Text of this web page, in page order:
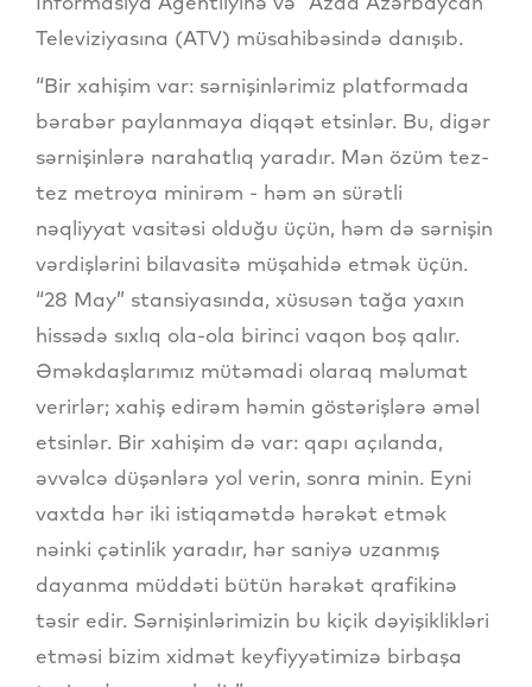
Televiziyasına (ATV) müsahibəsində danışıb.
“Bir xahişim var: sərnişinlərimiz platformada
bərabər paylanmaya diqqət etsinlər. Bu, digər
sərnişinlərə narahatlıq yaradır. Mən özüm tez-
tez metroya minirəm - həm ən sürətli
nəqliyyat vasitəsi olduğu üçün, həm də sərnişin
vərdişlərini bilavasitə müşahidə etmək üçün.
“28 May” stansiyasında, xüsusən tağa yaxın
hissədə sıxlıq ola-ola birinci vaqon boş qalır.
Əməkdaşlarımız mütəmadi olaraq məlumat
verirlər; xahiş edirəm həmin göstərişlərə əməl
etsinlər. Bir xahişim də var: qapı açılanda,
əvvəlcə düşənlərə yol verin, sonra minin. Eyni
vaxtda hər iki istiqamətdə hərəkət etmək
nəinki çətinlik yaradır, hər saniyə uzanmış
dayanma müddəti bütün hərəkət qrafikinə
təsir edir. Sərnişinlərimizin bu kiçik dəyişiklikləri
etməsi bizim xidmət keyfiyyətimizə birbaşa